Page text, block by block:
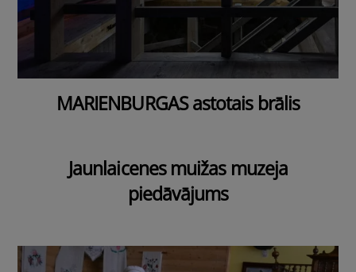
MARIENBURGAS astotais brālis
Jaunlaicenes muižas muzeja
piedāvājums